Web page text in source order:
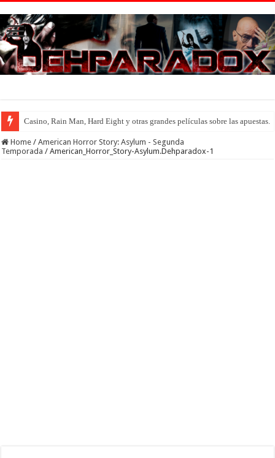
Casino, Rain Man, Hard Eight y otras grandes películas sobre las apuestas.
Introducción al maravilloso mundo de ‘Deadly Premonition’
Home / American Horror Story: Asylum - Segunda
Temporada / American_Horror_Story-Asylum.Dehparadox-1